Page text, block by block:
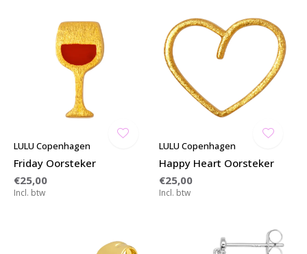
LULU Copenhagen
Friday Oorsteker
€25,00
Incl. btw
LULU Copenhagen
Happy Heart Oorsteker
€25,00
Incl. btw